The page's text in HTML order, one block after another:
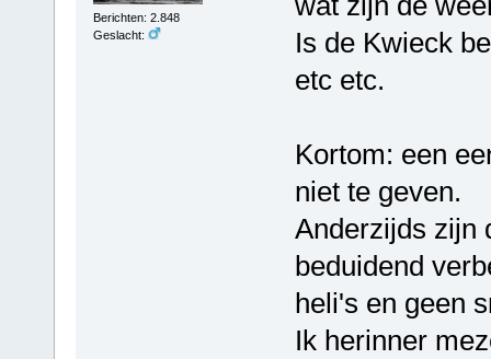
Berichten: 2.848
Geslacht:
Is de Kwieck
etc etc.
Kortom: een
niet te geven.
Anderzijds zijn
beduidend
heli's en geen
Ik herinner